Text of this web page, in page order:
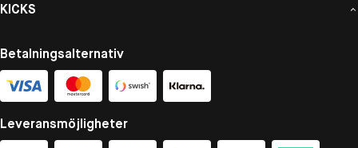
KICKS
Betalningsalternativ
Leveransmöjligheter